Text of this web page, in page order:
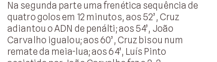
Na segunda parte uma frenética sequência de
quatro golos em 12 minutos, aos 52’, Cruz
adiantou o ADN de penálti; aos 54’, João
Carvalho igualou; aos 60’, Cruz bisou num
remate da meia-lua; aos 64’, Luís Pinto